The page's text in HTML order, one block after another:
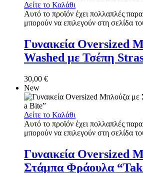
Δείτε το Καλάθι
Αυτό το προϊόν έχει πολλαπλές
μπορούν να επιλεγούν στη σελίδα
Γυναικεία Oversized
Washed με Τσέπη
30,00 €
New
Δείτε το Καλάθι
Αυτό το προϊόν έχει πολλαπλές
μπορούν να επιλεγούν στη σελίδα
Γυναικεία Oversized
Στάμπα Φράουλα